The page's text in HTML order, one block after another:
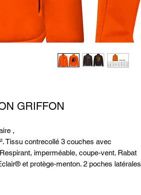
GRIFFON
,
Tissu contrecollé 3 couches avec
imperméable, coupe-vent. Rabat
et protège-menton. 2 poches latérales